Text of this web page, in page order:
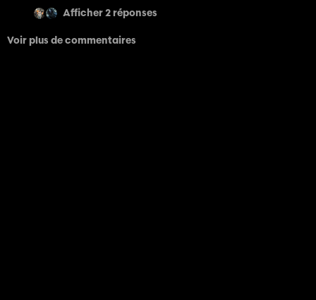
Afficher 2 réponses
Voir plus de commentaires